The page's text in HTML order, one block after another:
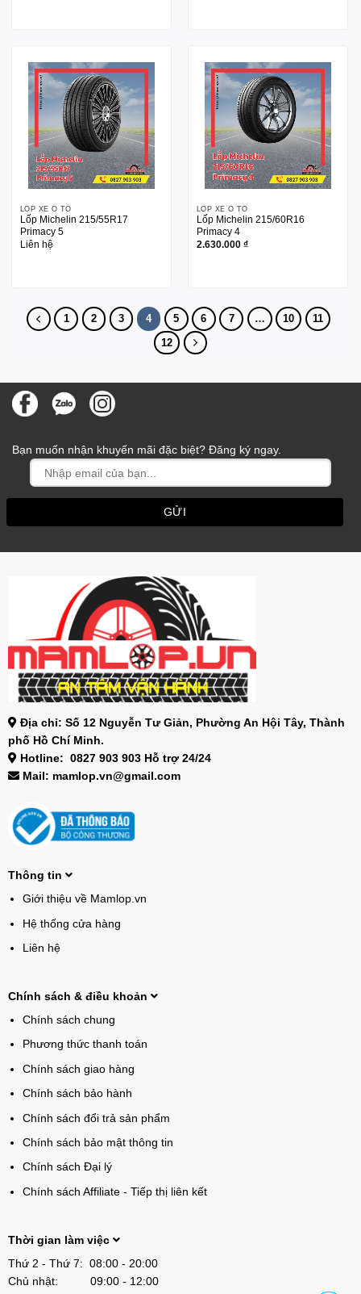
LỐP XE Ô TÔ
Lốp Michelin 215/55R17
Primacy 5
Liên hệ
LỐP XE Ô TÔ
Lốp Michelin 215/60R16
Primacy 4
2.630.000 ₫
1 2 3 4 5 6 7 … 10
11
12
Bạn muốn nhận khuyến mãi đặc biệt? Đăng ký ngay.
Địa chỉ: Số 12 Nguyễn Tư Giản, Phường An Hội Tây, Thành
phố Hồ Chí Minh.
Hotline: 0827 903 903 Hỗ trợ 24/24
Mail: mamlop.vn@gmail.com
Thông tin
Giới thiệu về Mamlop.vn
Hệ thống cửa hàng
Liên hệ
Chính sách & điều khoản
Chính sách chung
Phương thức thanh toán
Chính sách giao hàng
Chính sách bảo hành
Chính sách đổi trả sản phẩm
Chính sách bảo mật thông tin
Chính sách Đại lý
Chính sách Affiliate - Tiếp thị liên kết
Thời gian làm việc
Thứ 2 - Thứ 7: 08:00 - 20:00
Chủ nhật: 09:00 - 12:00